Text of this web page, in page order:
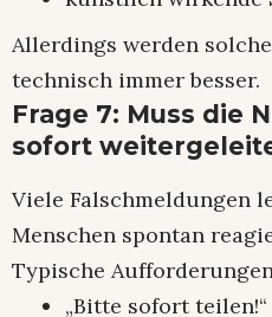
Allerdings werden
technisch immer besser.
Frage 7: Muss die
sofort
Viele Falschmeldungen
Menschen spontan
Typische
„Bitte sofort teilen!“